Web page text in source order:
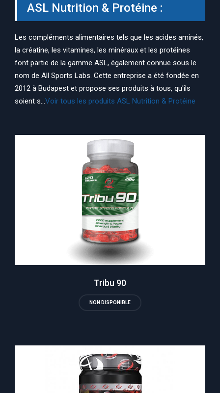
ASL Nutrition & Protéine :
Les compléments alimentaires tels que les acides aminés,
la créatine, les vitamines, les minéraux et les protéines
font partie de la gamme ASL, également connue sous le
nom de All Sports Labs. Cette entreprise a été fondée en
2012 à Budapest et propose ses produits à tous, qu'ils
soient s...Voir tous les produits ASL Nutrition & Protéine
Tribu 90
NON DISPONIBLE